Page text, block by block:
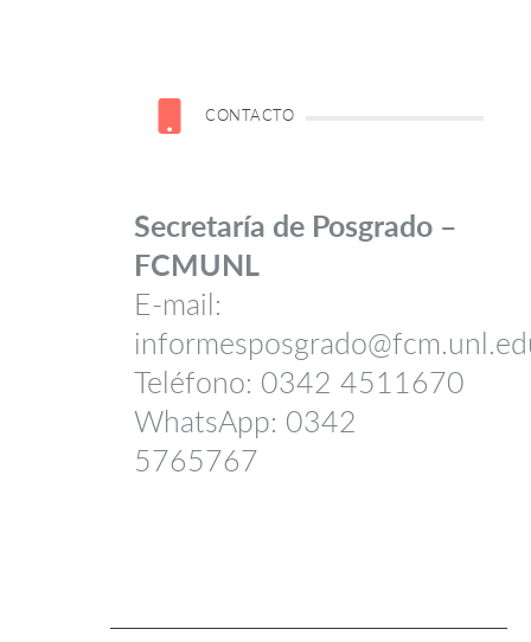
CONTACTO
Secretaría de Posgrado –
FCMUNL
E-mail:
Teléfono: 0342 4511670
WhatsApp: 0342
5765767